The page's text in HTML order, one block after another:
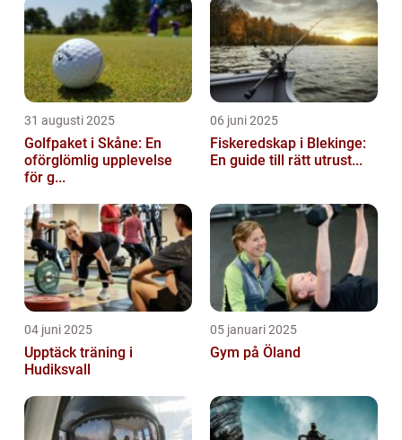
31 augusti 2025
Golfpaket i Skåne: En
oförglömlig upplevelse
för g...
06 juni 2025
Fiskeredskap i Blekinge:
En guide till rätt utrust...
04 juni 2025
Upptäck träning i
Hudiksvall
05 januari 2025
Gym på Öland